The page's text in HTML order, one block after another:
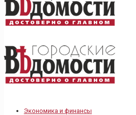
Экономика и финансы